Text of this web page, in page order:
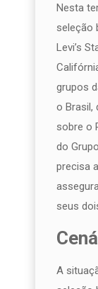
Nesta
seleção
Levi’s
grupos
o Brasil,
sobre o
do
precisa
seus
A